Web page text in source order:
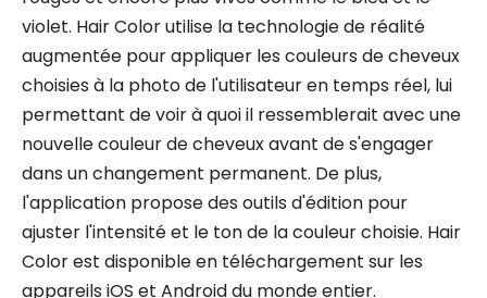
violet. Hair Color utilise la technologie de réalité
augmentée pour appliquer les couleurs de cheveux
choisies à la photo de l'utilisateur en temps réel, lui
permettant de voir à quoi il ressemblerait avec une
nouvelle couleur de cheveux avant de s'engager
dans un changement permanent. De plus,
l'application propose des outils d'édition pour
ajuster l'intensité et le ton de la couleur choisie. Hair
Color est disponible en téléchargement sur les
appareils iOS et Android du monde entier.